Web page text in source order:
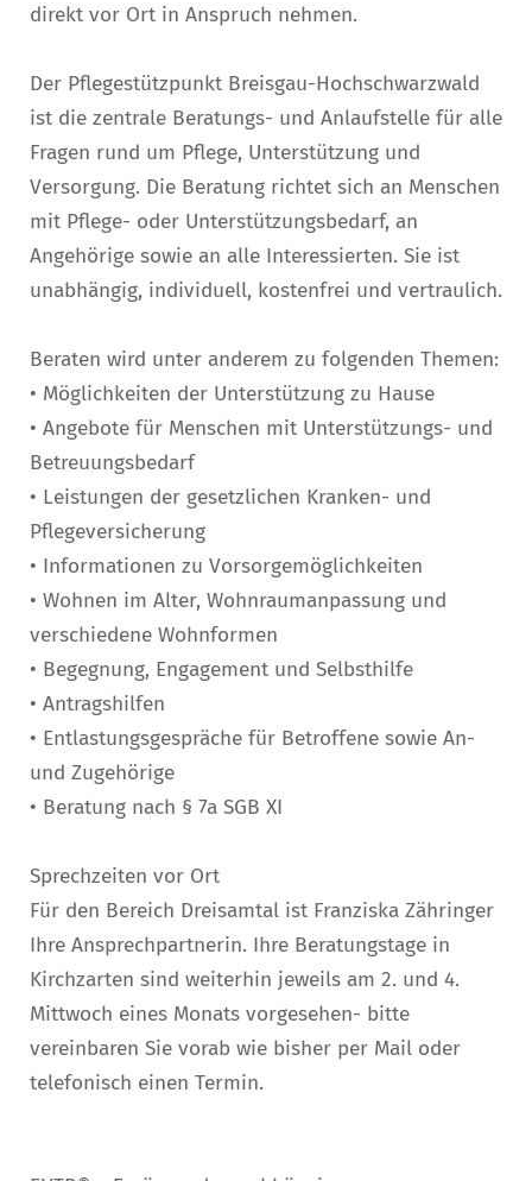
direkt vor Ort in Anspruch nehmen.
Der Pflegestützpunkt Breisgau-Hochschwarzwald
ist die zentrale Beratungs- und Anlaufstelle für alle
Fragen rund um Pflege, Unterstützung und
Versorgung. Die Beratung richtet sich an Menschen
mit Pflege- oder Unterstützungsbedarf, an
Angehörige sowie an alle Interessierten. Sie ist
unabhängig, individuell, kostenfrei und vertraulich.
Beraten wird unter anderem zu folgenden Themen:
• Möglichkeiten der Unterstützung zu Hause
• Angebote für Menschen mit Unterstützungs- und
Betreuungsbedarf
• Leistungen der gesetzlichen Kranken- und
Pflegeversicherung
• Informationen zu Vorsorgemöglichkeiten
• Wohnen im Alter, Wohnraumanpassung und
verschiedene Wohnformen
• Begegnung, Engagement und Selbsthilfe
• Antragshilfen
• Entlastungsgespräche für Betroffene sowie An-
und Zugehörige
• Beratung nach § 7a SGB XI
Sprechzeiten vor Ort
Für den Bereich Dreisamtal ist Franziska Zähringer
Ihre Ansprechpartnerin. Ihre Beratungstage in
Kirchzarten sind weiterhin jeweils am 2. und 4.
Mittwoch eines Monats vorgesehen- bitte
vereinbaren Sie vorab wie bisher per Mail oder
telefonisch einen Termin.